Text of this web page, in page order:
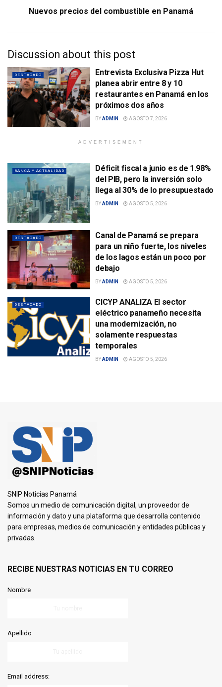
Nuevos precios del combustible en Panamá
Discussion about this post
DESTACADO
Entrevista Exclusiva Pizza Hut
planea abrir entre 8 y 10
restaurantes en Panamá en los
próximos dos años
BYADMIN AGOSTO 7, 2026
ADVERTISEMENT
BANCA Y ACTUALIDAD
Déficit fiscal a junio es de 1.98%
del PIB, pero la inversión solo
llega al 30% de lo presupuestado
BYADMIN AGOSTO 5, 2026
DESTACADO
Canal de Panamá se prepara
para un niño fuerte, los niveles
de los lagos están un poco por
debajo
BYADMIN AGOSTO 5, 2026
DESTACADO
CICYP ANALIZA El sector
eléctrico panameño necesita
una modernización, no
solamente respuestas
temporales
BYADMIN AGOSTO 5, 2026
SNIP Noticias Panamá
Somos un medio de comunicación digital, un proveedor de
información y dato y una plataforma que desarrolla contenido
para empresas, medios de comunicación y entidades públicas y
privadas.
RECIBE NUESTRAS NOTICIAS EN TU CORREO
Nombre
Apellido
Email address: